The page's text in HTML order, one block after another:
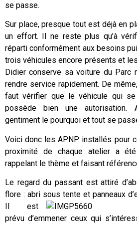
se passe.
Sur place, presque tout est déjà en
un effort. Il ne reste plus qu’à
réparti conformément aux besoins
trois véhicules encore présents et
Didier conserve sa voiture du Parc
rendre service rapidement. De
faut vérifier que le véhicule qui
possède bien une autorisation.
gentiment le pourquoi et tout se
Voici donc les APNP installés pour
proximité de chaque atelier a
rappelant le thème et faisant
Le regard du passant est attiré
flore : abri sous tente et panneaux
Il est
prévu d’emmener ceux qui